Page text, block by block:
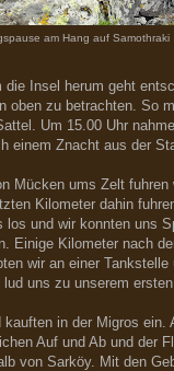
am Hang auf Samothraki
Insel herum geht
oben zu betrachten. So
Um 15.00 Uhr
einem Znacht aus der
Mücken ums Zelt fuhren
Kilometer dahin
los und wir konnten uns
Einige Kilometer nach
wir an einer
uns zu unserem
kauften in der Migros
Auf und Ab und der
von Sarköy. Mit den